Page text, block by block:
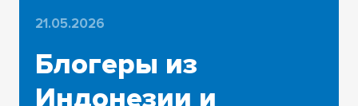
21.05.2026
Блогеры из
Индонезии и